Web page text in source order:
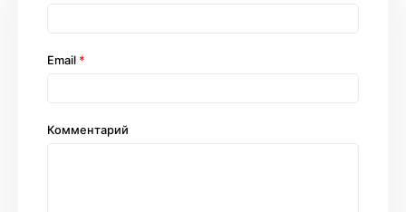
Комментарий
Email *